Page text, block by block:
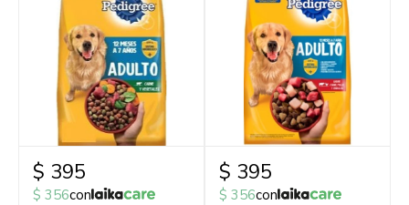
$ 395
$ 356con
$ 395
$ 356con